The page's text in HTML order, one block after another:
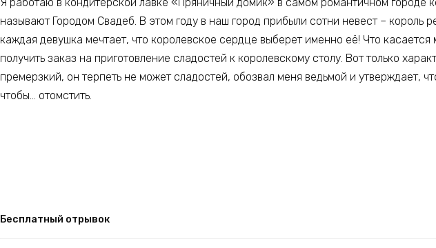
называют Городом Свадеб. В этом году в наш город прибыли сотни невест – король
каждая девушка мечтает, что королевское сердце выберет именно её! Что касается
получить заказ на приготовление сладостей к королевскому столу. Вот только
премерзкий, он терпеть не может сладостей, обозвал меня ведьмой и утверждает,
чтобы… отомстить.
Бесплатный отрывок